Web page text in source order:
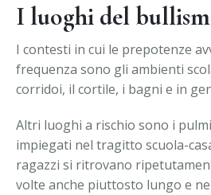
I luoghi del
I contesti in cui le prepotenze
frequenza sono gli ambienti
corridoi, il cortile, i bagni e in
Altri luoghi a rischio sono i
impiegati nel tragitto scuola-
ragazzi si ritrovano
volte anche piuttosto lungo e